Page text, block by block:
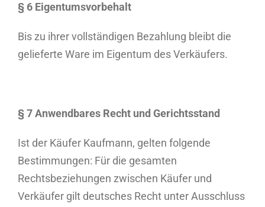
§ 6 Eigentumsvorbehalt
Bis zu ihrer vollständigen Bezahlung bleibt die
gelieferte Ware im Eigentum des Verkäufers.
§ 7 Anwendbares Recht und Gerichtsstand
Ist der Käufer Kaufmann, gelten folgende
Bestimmungen: Für die gesamten
Rechtsbeziehungen zwischen Käufer und
Verkäufer gilt deutsches Recht unter Ausschluss